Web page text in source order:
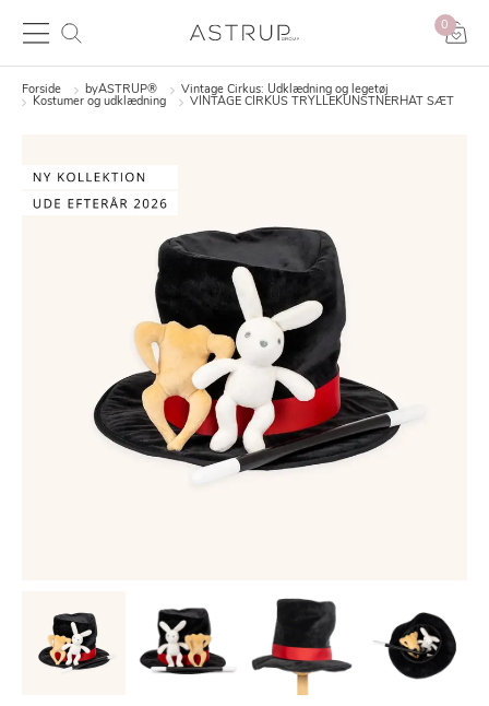
0
Forside byASTRUP®
Vintage Cirkus: Udklædning og legetøj
Kostumer og udklædning
VINTAGE CIRKUS TRYLLEKUNSTNERHAT SÆT